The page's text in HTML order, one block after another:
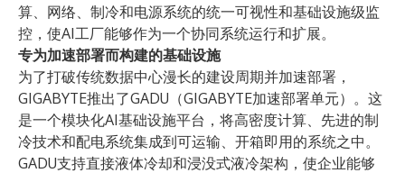
算、网络、制冷和电源系统的统一可视性和基础设施级监
控，使AI工厂能够作为一个协同系统运行和扩展。
专为加速部署而构建的基础设施
为了打破传统数据中心漫长的建设周期并加速部署，
GIGABYTE推出了GADU（GIGABYTE加速部署单元）。这
是一个模块化AI基础设施平台，将高密度计算、先进的制
冷技术和配电系统集成到可运输、开箱即用的系统之中。
GADU支持直接液体冷却和浸没式液冷架构，使企业能够